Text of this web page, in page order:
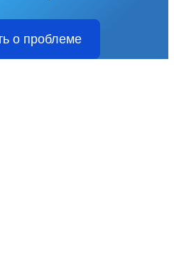
о проблеме